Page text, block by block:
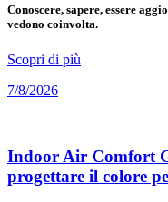
Conoscere, sapere, essere
vedono coinvolta.
Scopri di più
7/8/2026
Indoor Air Comfort
progettare il colore